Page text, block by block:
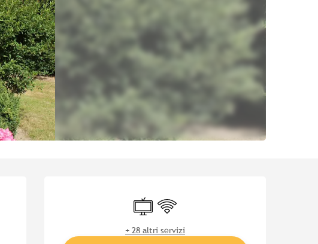
Televisione
Wi-Fi
+ 28 altri servizi